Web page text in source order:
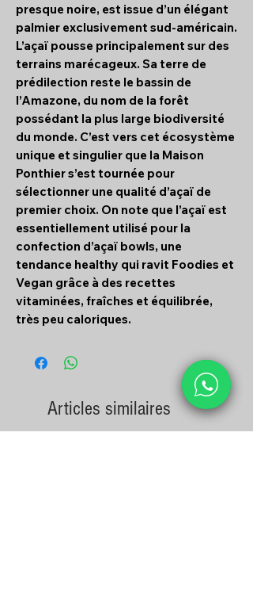
presque noire, est issue d’un élégant
palmier exclusivement sud-américain.
L’açaï pousse principalement sur des
terrains marécageux. Sa terre de
prédilection reste le bassin de
l’Amazone, du nom de la forêt
possédant la plus large biodiversité
du monde. C’est vers cet écosystème
unique et singulier que la Maison
Ponthier s’est tournée pour
sélectionner une qualité d’açaï de
premier choix. On note que l’açaï est
essentiellement utilisé pour la
confection d’açaï bowls, une
tendance healthy qui ravit Foodies et
Vegan grâce à des recettes
vitaminées, fraîches et équilibrée,
très peu caloriques.
Articles similaires